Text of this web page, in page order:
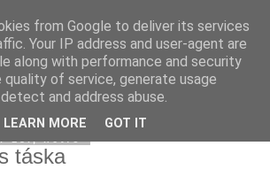
táska
from Google to deliver its services
Your IP address and user-agent are
along with performance and security
of service, generate usage
and address abuse.
LEARN MORE GOT IT